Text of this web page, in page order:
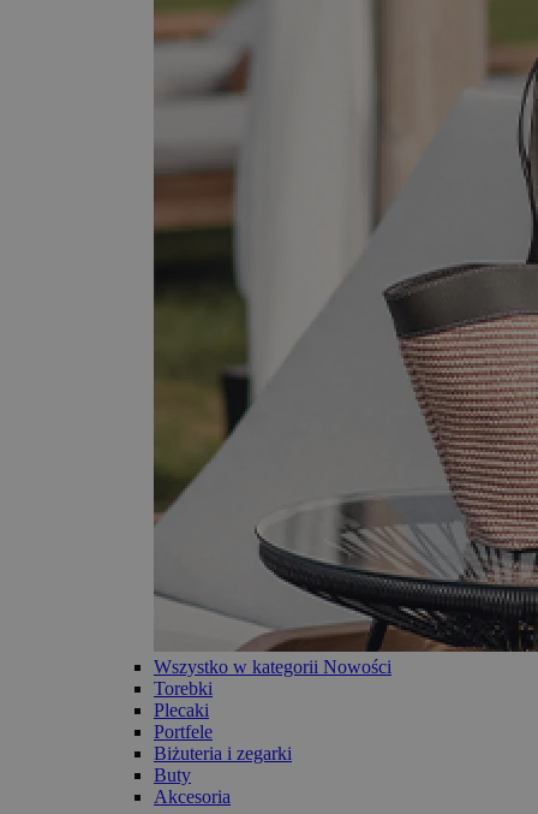
Wszystko w kategorii Nowości
Torebki
Plecaki
Portfele
Biżuteria i zegarki
Buty
Akcesoria